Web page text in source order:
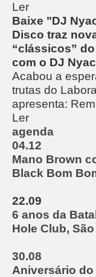
Ler
Baixe "DJ
Disco traz
“clássicos”
com o DJ
Acabou a
trutas do
apresenta:
Ler
agenda
04.12
Mano Brown
Black Bom
22.09
6 anos da
Hole Club,
30.08
Aniversário do